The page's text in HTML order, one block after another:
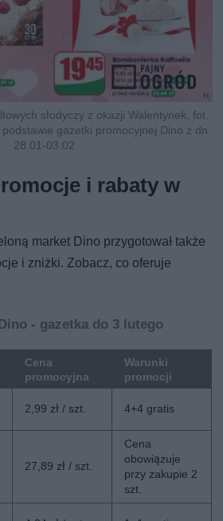
słodyczy z okazji Walentynek, fot.
gazetki promocyjnej Dino z dn.
28.01-03.02
i rabaty w
market Dino przygotował także
i zniżki. Zobacz, co oferuje
- gazetka do 3 lutego
Cena
promocyjna
Warunki
promocji
2,99 zł / szt. 4+4 gratis
27,89 zł / szt.
Cena
obowiązuje
przy zakupie 2
szt.